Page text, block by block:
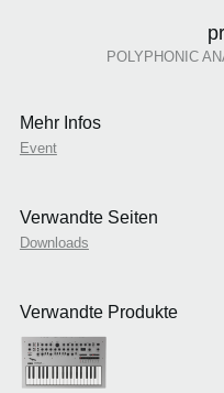
POLYPHONIC
Mehr Infos
Event
Verwandte Seiten
Downloads
Verwandte Produkte